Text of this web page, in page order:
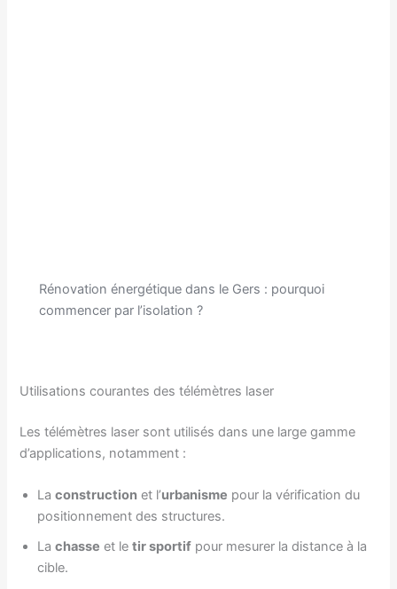
Rénovation énergétique dans le Gers : pourquoi
commencer par l’isolation ?
Utilisations courantes des télémètres laser
Les télémètres laser sont utilisés dans une large gamme
d’applications, notamment :
Laconstruction et l’urbanisme pour la vérification du
positionnement des structures.
Lachasse et letir sportif pour mesurer la distance à la
cible.